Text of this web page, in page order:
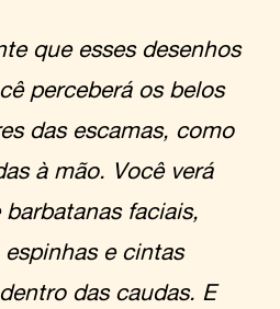
que esses desenhos
perceberá os belos
das escamas, como
à mão. Você verá
faciais,
e cintas
das caudas. E